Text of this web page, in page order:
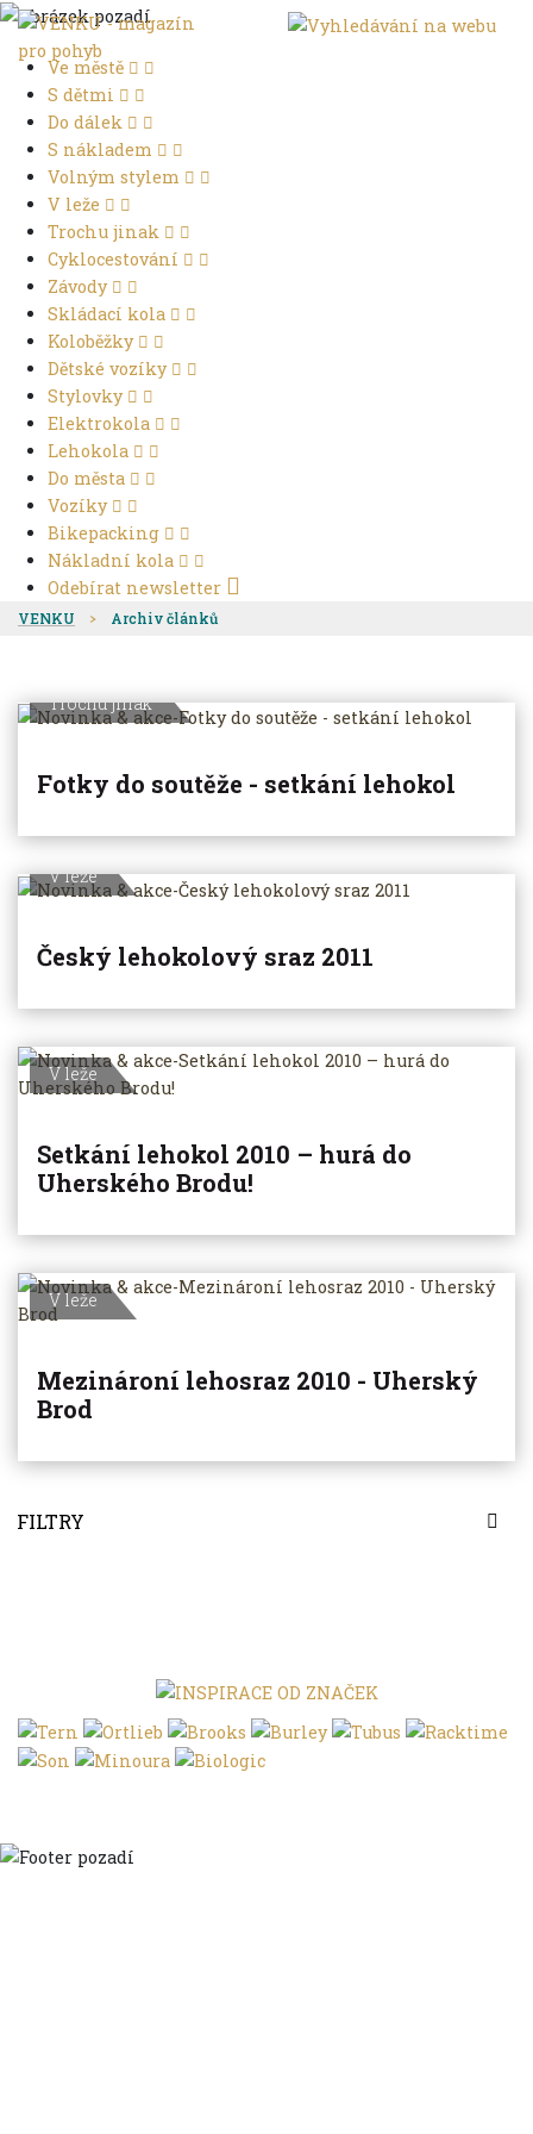
Ve městě
S dětmi
Do dálek
S nákladem
Volným stylem
V leže
Trochu jinak
Cyklocestování
Závody
Skládací kola
Koloběžky
Dětské vozíky
Stylovky
Elektrokola
Lehokola
Do města
Vozíky
Bikepacking
Nákladní kola
Odebírat newsletter
VENKU Archiv článků
FILTRY
Trochu jinak
Fotky do soutěže - setkání lehokol
V leže
Český lehokolový sraz 2011
V leže
Setkání lehokol 2010 – hurá do
Uherského Brodu!
V leže
Mezinároní lehosraz 2010 - Uherský
Brod